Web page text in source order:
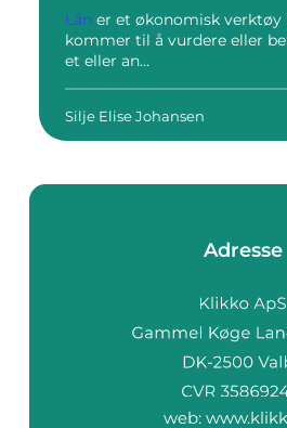
Lån er et økonomisk verktøy
kommer til å vurdere eller
et eller an...
Silje Elise Johansen
Adresse
web: